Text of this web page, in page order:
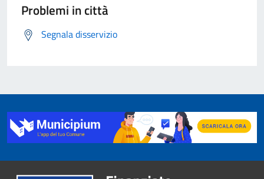
Problemi in città
Segnala disservizio